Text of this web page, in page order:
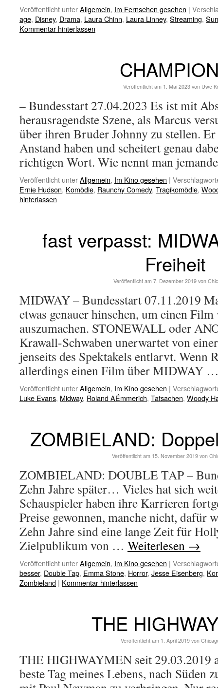
Veröffentlicht unterAllgemein, Im Fernsehen gesehen |
age, Disney, Drama, Laura Chinn, Laura Linney, Streaming,
Kommentar hinterlassen
Veröffentlicht am 1. Mai 2023 von Uwe
– Bundesstart 27.04.2023 Es ist mit
herausragendste Szene, als Marcus
über ihren Bruder Johnny zu stellen.
Anstand haben und scheitert genau
richtigen Wort. Wie nennt man
Veröffentlicht unterAllgemein, Im Kino gesehen |
Ernie Hudson, Komödie, Raunchy Comedy, Tragikomödie,
hinterlassen
fast verpasst:
Freiheit
Veröffentlicht am 7. Dezember 2019 von
MIDWAY – Bundesstart 07.11.2019
etwas genauer hinsehen, um einen
auszumachen. STONEWALL oder
Krawall-Schwaben unerwartet von
jenseits des Spektakels entlarvt. Wenn
allerdings einen Film über MIDWAY
Veröffentlicht unterAllgemein, Im Kino gesehen |
Luke Evans, Midway, Roland AÉmmerich, Tatsachen, Woody
ZOMBIELAND:
Veröffentlicht am 15. November 2019 von
ZOMBIELAND: DOUBLE TAP –
Zehn Jahre später… Vieles hat sich
Schauspieler haben ihre Karrieren
Preise gewonnen, manche nicht, dafür
Zehn Jahre sind eine lange Zeit für
Zielpublikum von … Weiterlesen →
Veröffentlicht unterAllgemein, Im Kino gesehen |
besser, Double Tap, Emma Stone, Horror, Jesse Eisenberg,
Zombieland | Kommentar hinterlassen
THE
Veröffentlicht am 1. April 2019 von
THE HIGHWAYMEN seit 29.03.2019
beste Tag meines Lebens, nach Süden